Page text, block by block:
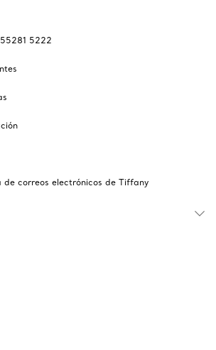
5222
de correos electrónicos de Tiffany